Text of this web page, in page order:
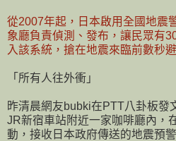
從2007年起，日本啟用全國地震
象廳負責偵測、發布，讓民眾有
入該系統，搶在地震來臨前數秒
「所有人往外衝」
昨清晨網友bubki在PTT八卦板發
JR新宿車站附近一家咖啡廳內，
動，接收日本政府傳送的地震預